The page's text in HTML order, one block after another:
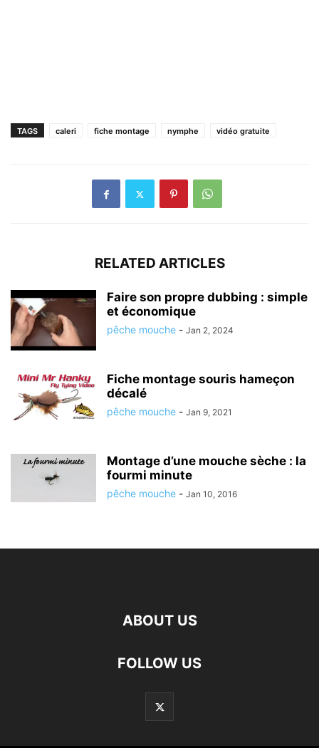
TAGS caleri fiche montage nymphe vidéo gratuite
RELATED ARTICLES
Faire son propre dubbing : simple
et économique
pêche mouche - Jan 2, 2024
Fiche montage souris hameçon
décalé
pêche mouche - Jan 9, 2021
Montage d’une mouche sèche : la
fourmi minute
pêche mouche - Jan 10, 2016
ABOUT US
FOLLOW US